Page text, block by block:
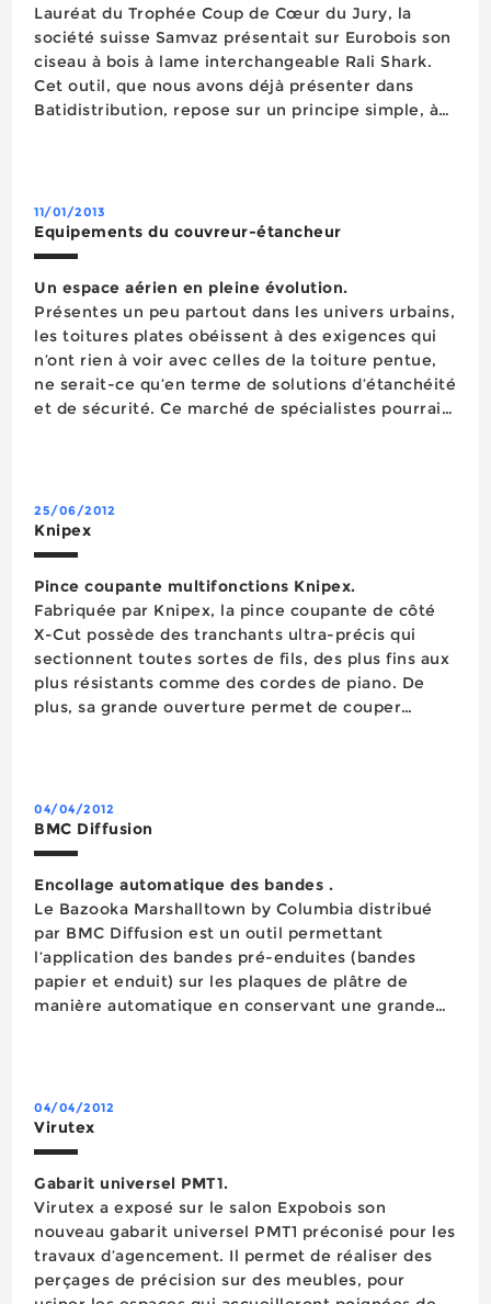
Lauréat du Trophée Coup de Cœur du Jury, la
société suisse Samvaz présentait sur Eurobois son
ciseau à bois à lame interchangeable Rali Shark.
Cet outil, que nous avons déjà présenter dans
Batidistribution, repose sur un principe simple, à
11/01/2013
Equipements du couvreur-étancheur
Un espace aérien en pleine évolution.
Présentes un peu partout dans les univers urbains,
les toitures plates obéissent à des exigences qui
n’ont rien à voir avec celles de la toiture pentue,
ne serait-ce qu’en terme de solutions d’étanchéité
et de sécurité. Ce marché de spécialistes pourrait
25/06/2012
Knipex
Pince coupante multifonctions Knipex.
Fabriquée par Knipex, la pince coupante de côté
X-Cut possède des tranchants ultra-précis qui
sectionnent toutes sortes de fils, des plus fins aux
plus résistants comme des cordes de piano. De
plus, sa grande ouverture permet de couper
04/04/2012
BMC Diffusion
Encollage automatique des bandes .
Le Bazooka Marshalltown by Columbia distribué
par BMC Diffusion est un outil permettant
l’application des bandes pré-enduites (bandes
papier et enduit) sur les plaques de plâtre de
manière automatique en conservant une grande
04/04/2012
Virutex
Gabarit universel PMT1.
Virutex a exposé sur le salon Expobois son
nouveau gabarit universel PMT1 préconisé pour les
travaux d’agencement. Il permet de réaliser des
perçages de précision sur des meubles, pour